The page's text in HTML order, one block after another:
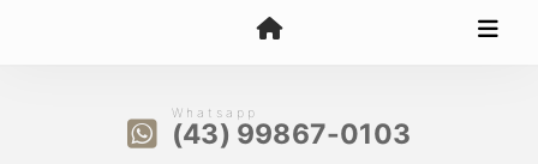
Whatsapp
(43) 99867-0103